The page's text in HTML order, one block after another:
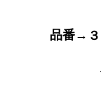
品番→